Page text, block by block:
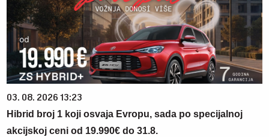
03. 08. 2026 13:23
Hibrid broj 1 koji osvaja Evropu, sada po specijalnoj
akcijskoj ceni od 19.990€ do 31.8.